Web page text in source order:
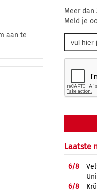
aan te
Meer dan
Meld je
Laatste
6/8
6/8